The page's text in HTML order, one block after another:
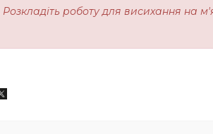
Розкладіть роботу для висихання на